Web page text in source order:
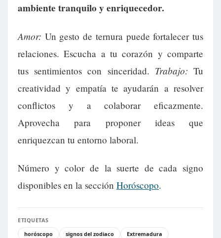
ambiente tranquilo y enriquecedor.
Amor: Un gesto de ternura puede fortalecer tus
relaciones. Escucha a tu corazón y comparte
tus sentimientos con sinceridad. Trabajo: Tu
creatividad y empatía te ayudarán a resolver
conflictos y a colaborar eficazmente.
Aprovecha para proponer ideas que
enriquezcan tu entorno laboral.
Número y color de la suerte de cada signo
disponibles en la sección Horóscopo.
ETIQUETAS
horóscopo
signos del zodiaco
Extremadura